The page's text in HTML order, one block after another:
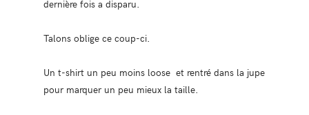
dernière fois a disparu.
Talons oblige ce coup-ci.
Un t-shirt un peu moins loose et rentré dans la jupe
pour marquer un peu mieux la taille.